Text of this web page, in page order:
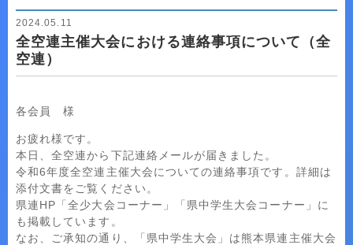
全空連主催大会における連絡事項について（全
空連）
2024.05.11
各会員 様
お疲れ様です。
本日、全空連から下記連絡メールが届きました。
令和6年度全空連主催大会についての連絡事項です。詳細は
添付文書をご覧ください。
県連HP「全少大会コーナー」「県中学生大会コーナー」に
も掲載しています。
なお、ご承知の通り、「県中学生大会」は熊本県連主催大会